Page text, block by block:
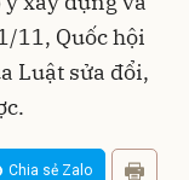
11, Quốc hội
Luật sửa đổi,
Chia sẻ Zalo